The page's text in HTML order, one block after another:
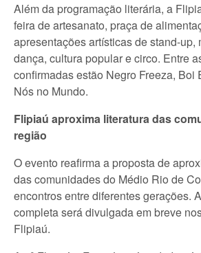
Além da programação literária, a
feira de artesanato, praça de
apresentações artísticas de stand-up,
dança, cultura popular e circo. Entre
confirmadas estão Negro Freeza, Boi
Nós no Mundo.
Flipiaú aproxima literatura das
região
O evento reafirma a proposta de
das comunidades do Médio Rio de
encontros entre diferentes gerações.
completa será divulgada em breve
Flipiaú.